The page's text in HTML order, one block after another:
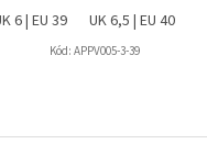
6 | EU 39 UK 6,5 | EU 40
Kód: APPV005-3-39